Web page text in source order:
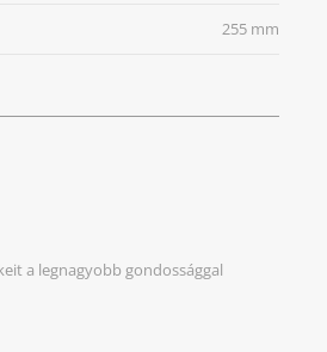
255 mm
a legnagyobb gondossággal